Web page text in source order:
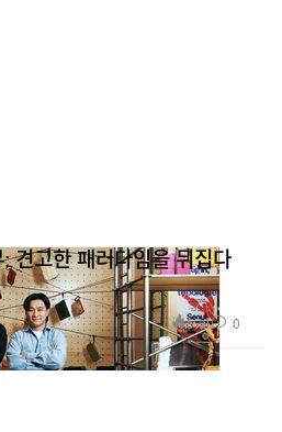
견고한 패러다임을 뒤집다
570 0